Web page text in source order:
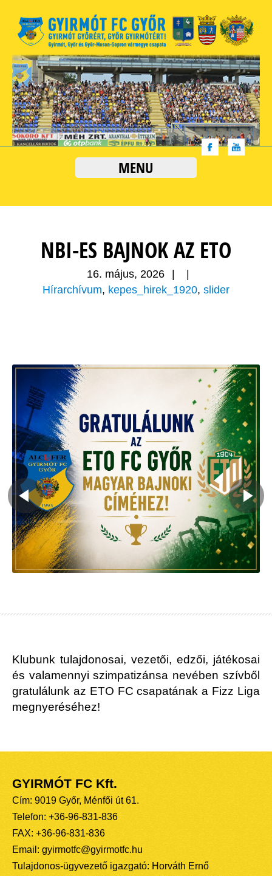
MENU
NBI-ES BAJNOK AZ ETO
16. május, 2026
Hírarchívum, kepes_hirek_1920, slider
Klubunk tulajdonosai, vezetői, edzői, játékosai
és valamennyi szimpatizánsa nevében szívből
gratulálunk az ETO FC csapatának a Fizz Liga
megnyeréséhez!
GYIRMÓT FC Kft.
Cím: 9019 Győr, Ménfői út 61.
Telefon: +36-96-831-836
FAX: +36-96-831-836
Email: gyirmotfc@gyirmotfc.hu
Tulajdonos-ügyvezető igazgató: Horváth Ernő